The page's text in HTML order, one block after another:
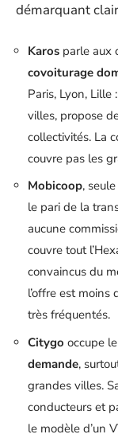
démarquant
Karos parle aux
covoiturage
Paris, Lyon, Lille
villes, propose
collectivités. La
couvre pas les
Mobicoop,
le pari de la
aucune
couvre tout
convaincus du
l’offre est moins
très fréquentés.
Citygo occupe
demande,
grandes villes.
conducteurs et
le modèle d’un